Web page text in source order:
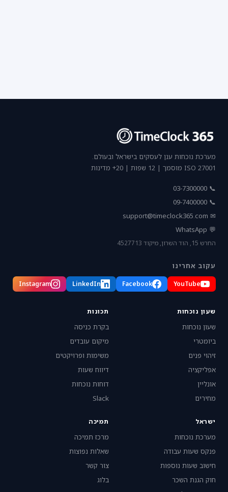
מערכת נוכחות ענן לעסקים בישראל ובעולם.
ISO 27001 מוסמך | 12 שפות | 20+ מדינות
📞 03-7300000
📞 09-7400000
✉
support@timeclock365.com
💬 WhatsApp
החרש 15, הוד השרון, מיקוד 4527713
עקוב אחרינו
YouTube
Facebook
LinkedIn
Instagram
שעון נוכחות
שעון נוכחות
ביומטרי
זיהוי פנים
אפליקציה
אונליין
מחירים
תכונות
בקרת כניסה
מיקום עובדים
משימות ופרויקטים
דיווח שעות
דוחות נוכחות
Slack
ישראל
מערכת נוכחות
פנקס שעות עבודה
חישוב שעות נוספות
חוק הגנת השכר
תמיכה
מרכז תמיכה
שאלות נפוצות
צור קשר
בלוג